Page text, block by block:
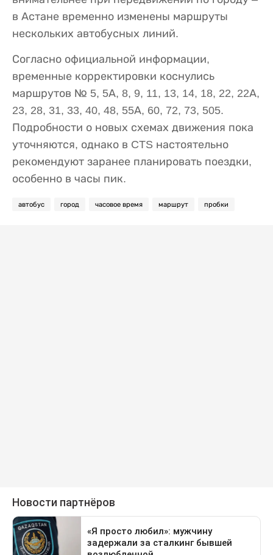
в Астане временно изменены маршруты
нескольких автобусных линий.
Согласно официальной информации,
временные корректировки коснулись
маршрутов № 5, 5А, 8, 9, 11, 13, 14, 18, 22, 22А,
23, 28, 31, 33, 40, 48, 55А, 60, 72, 73, 505.
Подробности о новых схемах движения пока
уточняются, однако в CTS настоятельно
рекомендуют заранее планировать поездки,
особенно в часы пик.
автобус город часовое время маршрут пробки